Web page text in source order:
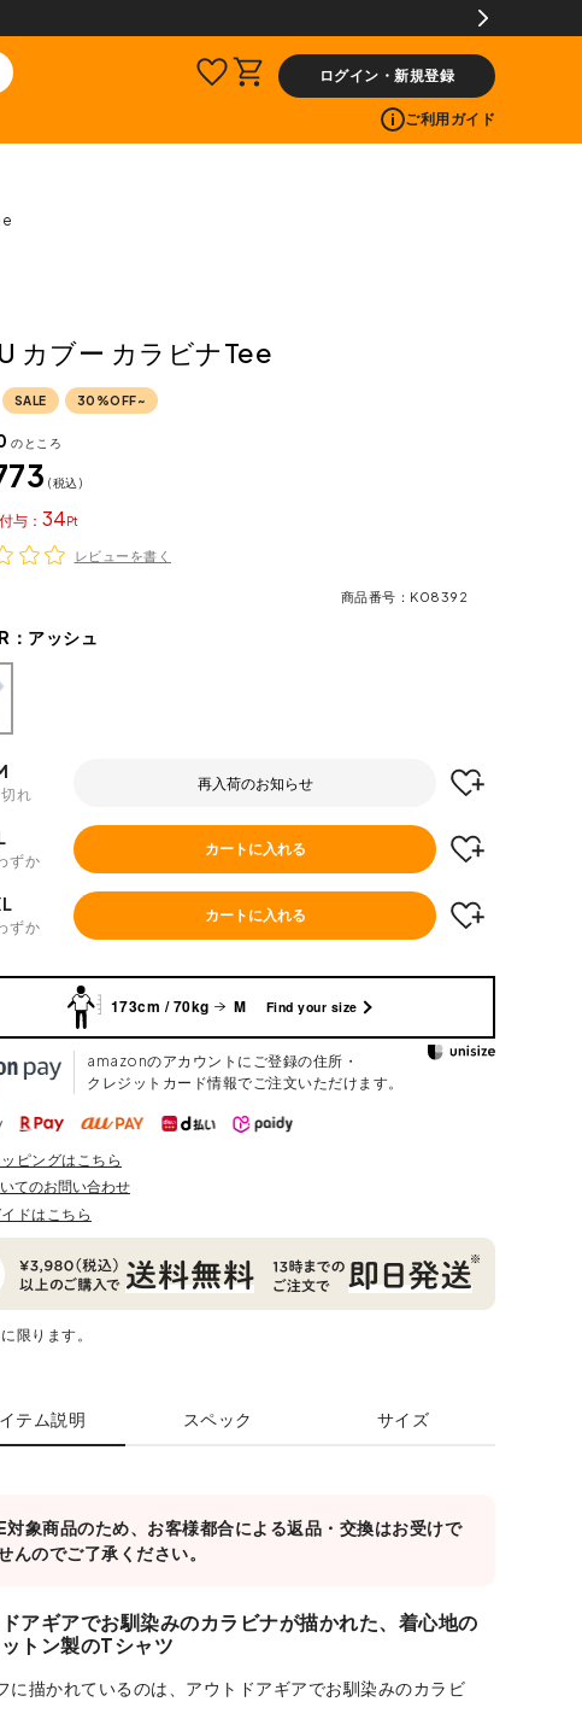
ログイン・新規登録
ご利用ガイド
カブー カラビナTee
SALE 30%OFF~
のところ
税込
34
レビューを書く
商品番号 K08392
： アッシュ
れ
再入荷のお知らせ
ずか
カートに入れる
ずか
カートに入れる
173cm / 70kg M Find your size
amazonのアカウントにご登録の住所・
クレジットカード情報でご注文いただけます。
ピングはこちら
てのお問い合わせ
ドはこちら
限ります。
テム説明 スペック サイズ
対象商品のため、お客様都合による返品・交換はお受けで
んのでご了承ください。
アギアでお馴染みのカラビナが描かれた、着心地の
トン製のTシャツ
に描かれているのは、アウトドアギアでお馴染みのカラビ